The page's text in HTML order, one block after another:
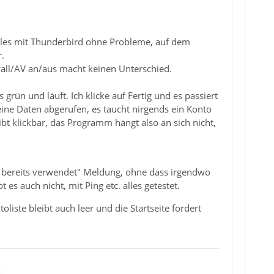
mit Thunderbird ohne Probleme, auf dem
AV an/aus macht keinen Unterschied.
und läuft. Ich klicke auf Fertig und es passiert
Daten abgerufen, es taucht nirgends ein Konto
klickbar, das Programm hängt also an sich nicht,
verwendet" Meldung, ohne dass irgendwo
auch nicht, mit Ping etc. alles getestet.
bleibt auch leer und die Startseite fordert